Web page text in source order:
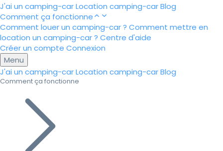
J'ai un camping-carLocation camping-carBlog
Comment ça fonctionne
Comment louer un camping-car ? Comment mettre en
location un camping-car ? Centre d'aide
Créer un compte Connexion
Menu
J'ai un camping-carLocation camping-carBlog
Comment ça fonctionne